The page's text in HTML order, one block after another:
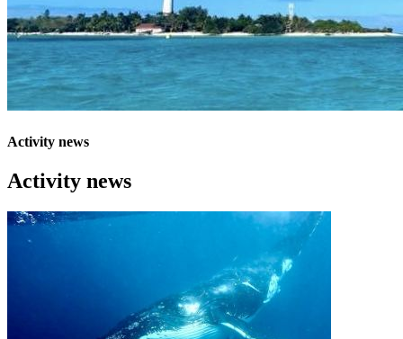
Activity news
Activity news